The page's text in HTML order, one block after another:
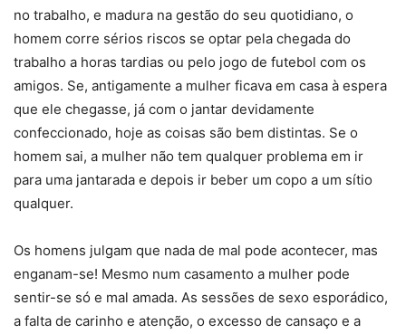
no trabalho, e madura na gestão do seu quotidiano, o
homem corre sérios riscos se optar pela chegada do
trabalho a horas tardias ou pelo jogo de futebol com os
amigos. Se, antigamente a mulher ficava em casa à espera
que ele chegasse, já com o jantar devidamente
confeccionado, hoje as coisas são bem distintas. Se o
homem sai, a mulher não tem qualquer problema em ir
para uma jantarada e depois ir beber um copo a um sítio
qualquer.
Os homens julgam que nada de mal pode acontecer, mas
enganam-se! Mesmo num casamento a mulher pode
sentir-se só e mal amada. As sessões de sexo esporádico,
a falta de carinho e atenção, o excesso de cansaço e a